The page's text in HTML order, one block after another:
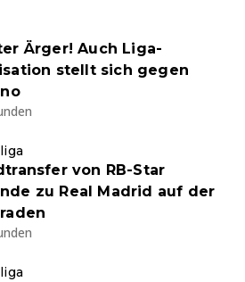
Ärger! Auch Liga-
stellt sich gegen
von RB-Star
zu Real Madrid auf der